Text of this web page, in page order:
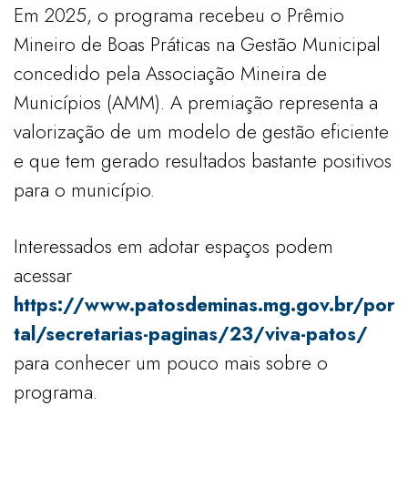
Em 2025, o programa recebeu o Prêmio
Mineiro de Boas Práticas na Gestão Municipal
concedido pela Associação Mineira de
Municípios (AMM). A premiação representa a
valorização de um modelo de gestão eficiente
e que tem gerado resultados bastante positivos
para o município.
Interessados em adotar espaços podem
acessar
https://www.patosdeminas.mg.gov.br/por
tal/secretarias-paginas/23/viva-patos/
para conhecer um pouco mais sobre o
programa.